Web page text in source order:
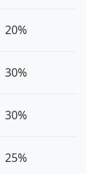
20%
30%
30%
25%